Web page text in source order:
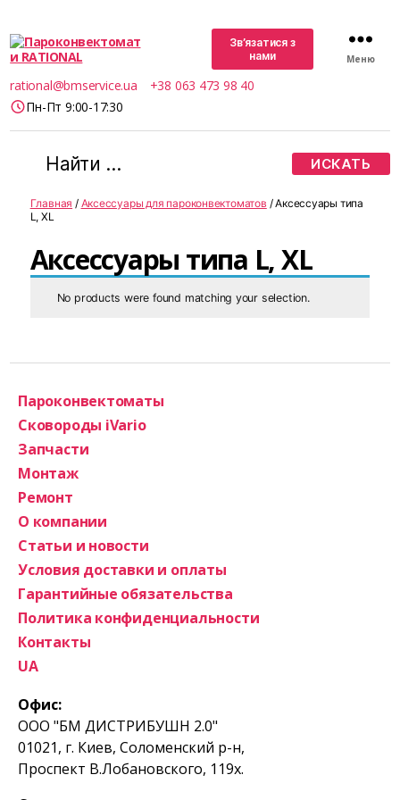
RATIONAL
Зв’язатися з
нами
rational@bmservice.ua
+38 063 473 98 40
Пн-Пт 9:00-17:30
Меню
Поиск:
Главная / Аксессуары для пароконвектоматов / Аксессуары типа
L, XL
Аксессуары типа L, XL
No products were found matching your selection.
Офис:
ООО "БМ ДИСТРИБУШН 2.0"
01021, г. Киев, Соломенский р-н,
Проспект В.Лобановского, 119х.
Пароконвектоматы
Сковороды iVario
Запчасти
Монтаж
Ремонт
О компании
Статьи и новости
Условия доставки и оплаты
Гарантийные обязательства
Политика конфиденциальности
Контакты
UA